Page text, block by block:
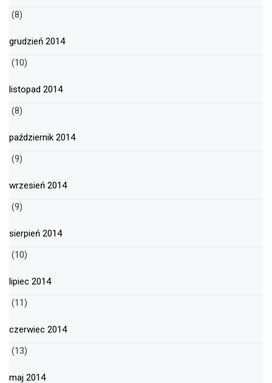
(8)
grudzień 2014
(10)
listopad 2014
(8)
październik 2014
(9)
wrzesień 2014
(9)
sierpień 2014
(10)
lipiec 2014
(11)
czerwiec 2014
(13)
maj 2014